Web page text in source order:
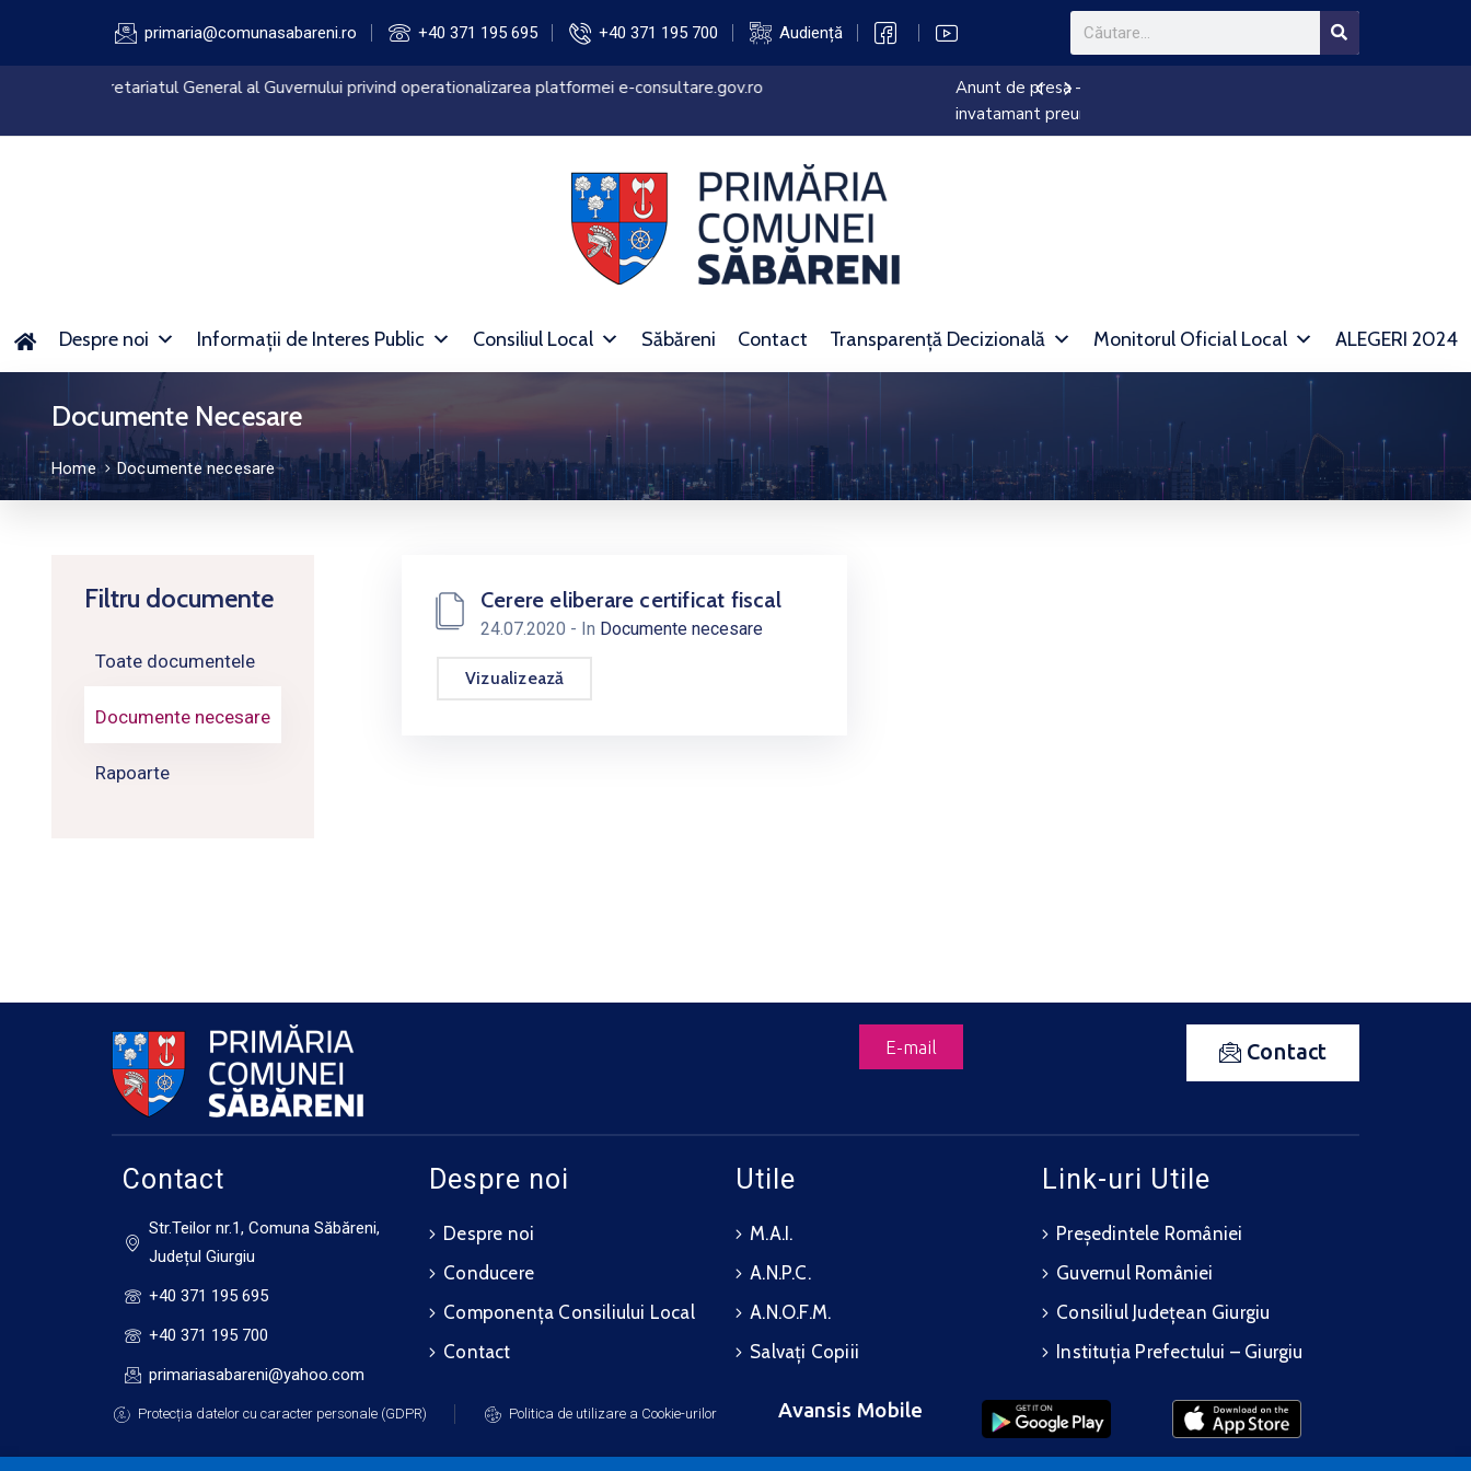
primaria@comunasabareni.ro +40 371 195 695 +40 371 195 700 Audiență
Anunt de presa – finalizare proiect “Dotarea cu mobilier, materiale didactice si echipamente digitale a unitatilor de
Anunț reducere impozit
Despre noi Informații de Interes Public Consiliul Local Săbăreni Contact Transparență Decizională Monitorul Oficial Local ALEGERI 2024
Documente Necesare
Home Documente necesare
Filtru documente
Toate documentele
Documente necesare
Rapoarte
Cerere eliberare certificat fiscal
24.07.2020 - In Documente necesare
Vizualizează
E-mail Contact
Contact
Str.Teilor nr.1, Comuna Săbăreni,
Județul Giurgiu
+40 371 195 695
+40 371 195 700
primariasabareni@yahoo.com
Despre noi
Despre noi
Conducere
Componența Consiliului Local
Contact
Utile
M.A.I.
A.N.P.C.
A.N.O.F.M.
Salvați Copiii
Link-uri Utile
Președintele României
Guvernul României
Consiliul Județean Giurgiu
Instituția Prefectului – Giurgiu
Protecția datelor cu caracter personale (GDPR) Politica de utilizare a Cookie-urilor Avansis Mobile